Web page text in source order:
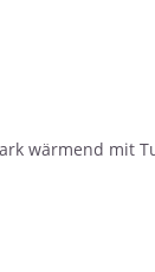
wärmend mit